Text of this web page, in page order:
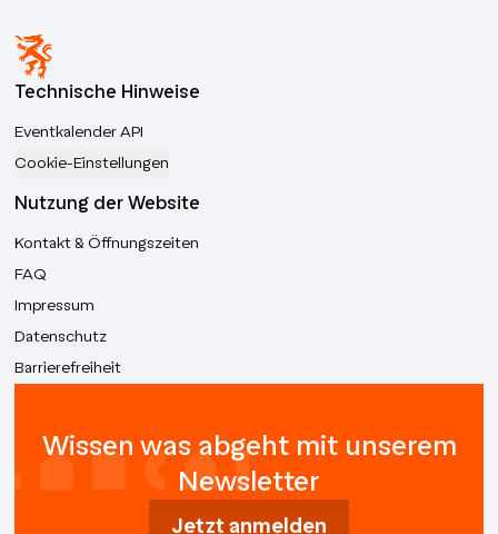
Technische Hinweise
Eventkalender API
Cookie-Einstellungen
Nutzung der Website
Kontakt & Öffnungszeiten
FAQ
Impressum
Datenschutz
Barrierefreiheit
Wissen was abgeht mit unserem
Newsletter
Jetzt anmelden